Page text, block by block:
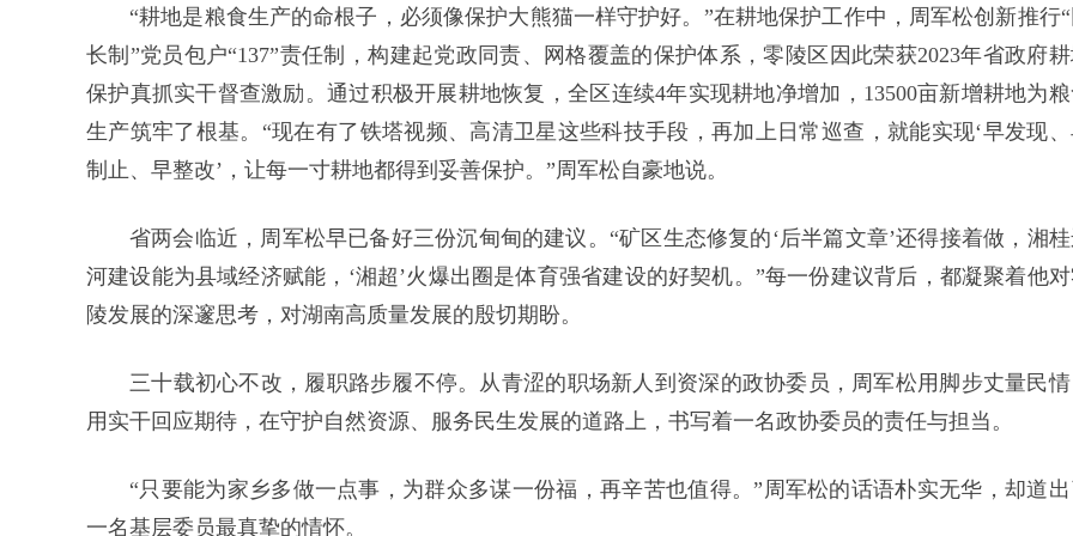
“耕地是粮食生产的命根子，必须像保护大熊猫一样守护好。”在耕地保护工作中，周军松创新推行“
长制”党员包户“137”责任制，构建起党政同责、网格覆盖的保护体系，零陵区因此荣获2023年省政府
保护真抓实干督查激励。通过积极开展耕地恢复，全区连续4年实现耕地净增加，13500亩新增耕地为
生产筑牢了根基。“现在有了铁塔视频、高清卫星这些科技手段，再加上日常巡查，就能实现‘早发现
制止、早整改’，让每一寸耕地都得到妥善保护。”周军松自豪地说。
省两会临近，周军松早已备好三份沉甸甸的建议。“矿区生态修复的‘后半篇文章’还得接着做，湘
河建设能为县域经济赋能，‘湘超’火爆出圈是体育强省建设的好契机。”每一份建议背后，都凝聚着他
陵发展的深邃思考，对湖南高质量发展的殷切期盼。
三十载初心不改，履职路步履不停。从青涩的职场新人到资深的政协委员，周军松用脚步丈量民情
用实干回应期待，在守护自然资源、服务民生发展的道路上，书写着一名政协委员的责任与担当。
“只要能为家乡多做一点事，为群众多谋一份福，再辛苦也值得。”周军松的话语朴实无华，却道出
一名基层委员最真挚的情怀。